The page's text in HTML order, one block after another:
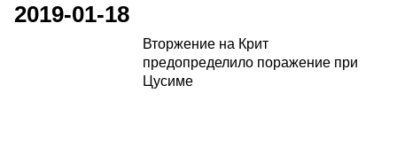
2019-01-18
Вторжение на Крит
предопределило поражение при
Цусиме